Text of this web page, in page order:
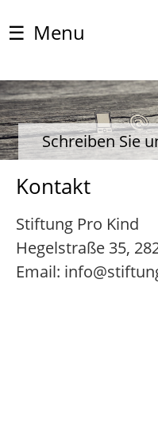
☰ Menu
Schreiben Sie
Kontakt
Stiftung Pro Kind
Hegelstraße 35,
Email: